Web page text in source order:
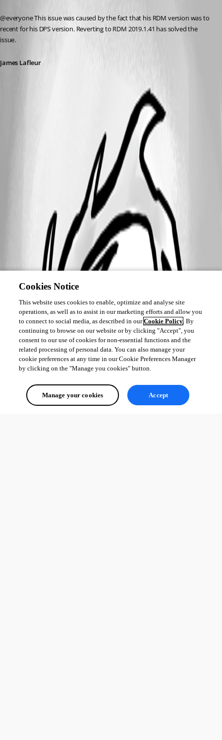
@everyone This issue was caused by the fact that his RDM version was to
recent for his DPS version. Reverting to RDM 2019.1.41 has solved the
issue.
James Lafleur
Cookies Notice
This website uses cookies to enable, optimize and analyse site
operations, as well as to assist in our marketing efforts and allow you
to connect to social media, as described in ourCookie Policy. By
continuing to browse on our website or by clicking "Accept", you
consent to our use of cookies for non-essential functions and the
related processing of personal data. You can also manage your
cookie preferences at any time in our Cookie Preferences Manager
by clicking on the "Manage you cookies" button.
Manage your cookies Accept